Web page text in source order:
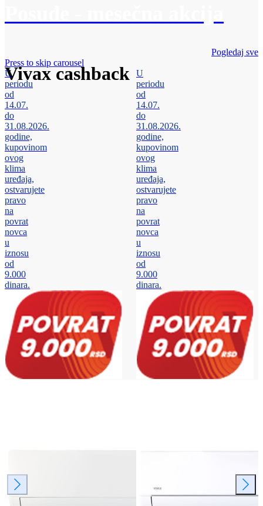
Vivax cashback
Pogledaj sve
Press to skip carousel
U
periodu
od
14.07.
do
31.08.2026.
godine,
kupovinom
ovog
klima
uređaja,
ostvarujete
pravo
na
povrat
novca
u
iznosu
od
9.000
dinara.
U
periodu
od
14.07.
do
31.08.2026.
godine,
kupovinom
ovog
klima
uređaja,
ostvarujete
pravo
na
povrat
novca
u
iznosu
od
9.000
dinara.